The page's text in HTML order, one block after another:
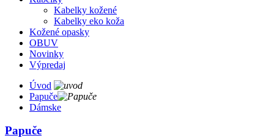
Kabelky kožené
Kabelky eko koža
Kožené opasky
OBUV
Novinky
Výpredaj
Úvod
Papuče
Dámske
Papuče